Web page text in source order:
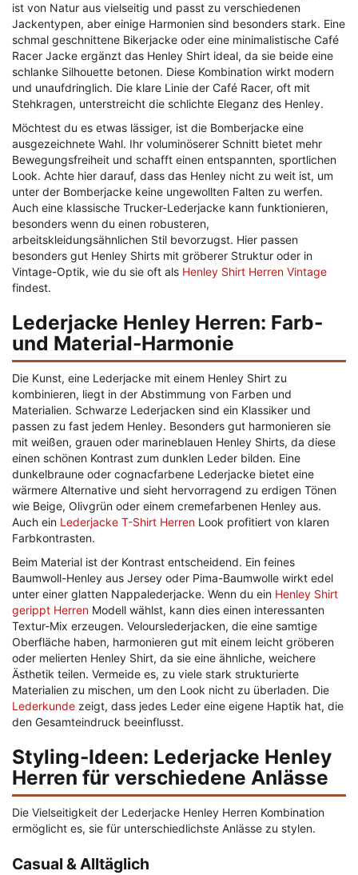
ist von Natur aus vielseitig und passt zu verschiedenen
Jackentypen, aber einige Harmonien sind besonders stark. Eine
schmal geschnittene Bikerjacke oder eine minimalistische Café
Racer Jacke ergänzt das Henley Shirt ideal, da sie beide eine
schlanke Silhouette betonen. Diese Kombination wirkt modern
und unaufdringlich. Die klare Linie der Café Racer, oft mit
Stehkragen, unterstreicht die schlichte Eleganz des Henley.
Möchtest du es etwas lässiger, ist die Bomberjacke eine
ausgezeichnete Wahl. Ihr voluminöserer Schnitt bietet mehr
Bewegungsfreiheit und schafft einen entspannten, sportlichen
Look. Achte hier darauf, dass das Henley nicht zu weit ist, um
unter der Bomberjacke keine ungewollten Falten zu werfen.
Auch eine klassische Trucker-Lederjacke kann funktionieren,
besonders wenn du einen robusteren,
arbeitskleidungsähnlichen Stil bevorzugst. Hier passen
besonders gut Henley Shirts mit gröberer Struktur oder in
Vintage-Optik, wie du sie oft als Henley Shirt Herren Vintage
findest.
Lederjacke Henley Herren: Farb-
und Material-Harmonie
Die Kunst, eine Lederjacke mit einem Henley Shirt zu
kombinieren, liegt in der Abstimmung von Farben und
Materialien. Schwarze Lederjacken sind ein Klassiker und
passen zu fast jedem Henley. Besonders gut harmonieren sie
mit weißen, grauen oder marineblauen Henley Shirts, da diese
einen schönen Kontrast zum dunklen Leder bilden. Eine
dunkelbraune oder cognacfarbene Lederjacke bietet eine
wärmere Alternative und sieht hervorragend zu erdigen Tönen
wie Beige, Olivgrün oder einem cremefarbenen Henley aus.
Auch ein Lederjacke T-Shirt Herren Look profitiert von klaren
Farbkontrasten.
Beim Material ist der Kontrast entscheidend. Ein feines
Baumwoll-Henley aus Jersey oder Pima-Baumwolle wirkt edel
unter einer glatten Nappalederjacke. Wenn du ein Henley Shirt
gerippt Herren Modell wählst, kann dies einen interessanten
Textur-Mix erzeugen. Velourslederjacken, die eine samtige
Oberfläche haben, harmonieren gut mit einem leicht gröberen
oder melierten Henley Shirt, da sie eine ähnliche, weichere
Ästhetik teilen. Vermeide es, zu viele stark strukturierte
Materialien zu mischen, um den Look nicht zu überladen. Die
Lederkunde zeigt, dass jedes Leder eine eigene Haptik hat, die
den Gesamteindruck beeinflusst.
Styling-Ideen: Lederjacke Henley
Herren für verschiedene Anlässe
Die Vielseitigkeit der Lederjacke Henley Herren Kombination
ermöglicht es, sie für unterschiedlichste Anlässe zu stylen.
Casual & Alltäglich